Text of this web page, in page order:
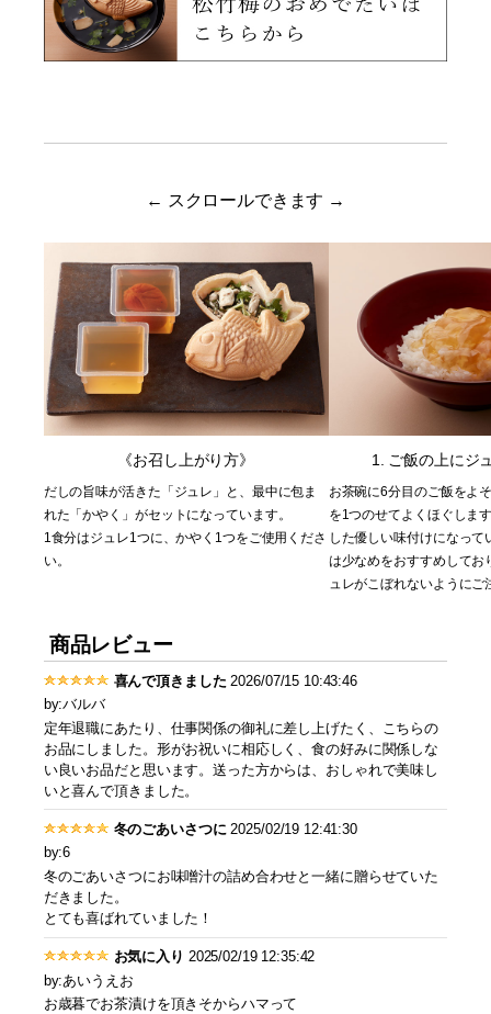
← スクロールできます →
《お召し上がり方》
だしの旨味が活きた「ジュレ」と、最中に包ま
れた「かやく」がセットになっています。
1食分はジュレ1つに、かやく1つをご使用くださ
い。
1. ご飯の上にジ
お茶碗に6分目のご飯をよ
を1つのせてよくほぐしま
した優しい味付けになって
は少なめをおすすめしてお
ュレがこぼれないようにご
商品レビュー
喜んで頂きました 2026/07/15 10:43:46
by:バルバ
定年退職にあたり、仕事関係の御礼に差し上げたく、こちらの
お品にしました。形がお祝いに相応しく、食の好みに関係しな
い良いお品だと思います。送った方からは、おしゃれで美味し
いと喜んで頂きました。
冬のごあいさつに 2025/02/19 12:41:30
by:6
冬のごあいさつにお味噌汁の詰め合わせと一緒に贈らせていた
だきました。
とても喜ばれていました！
お気に入り 2025/02/19 12:35:42
by:あいうえお
お歳暮でお茶漬けを頂きそからハマって